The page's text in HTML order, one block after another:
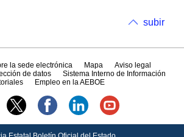
subir
la sede electrónica Mapa
Aviso legal
de datos
Sistema Interno de Información
Empleo en la AEBOE